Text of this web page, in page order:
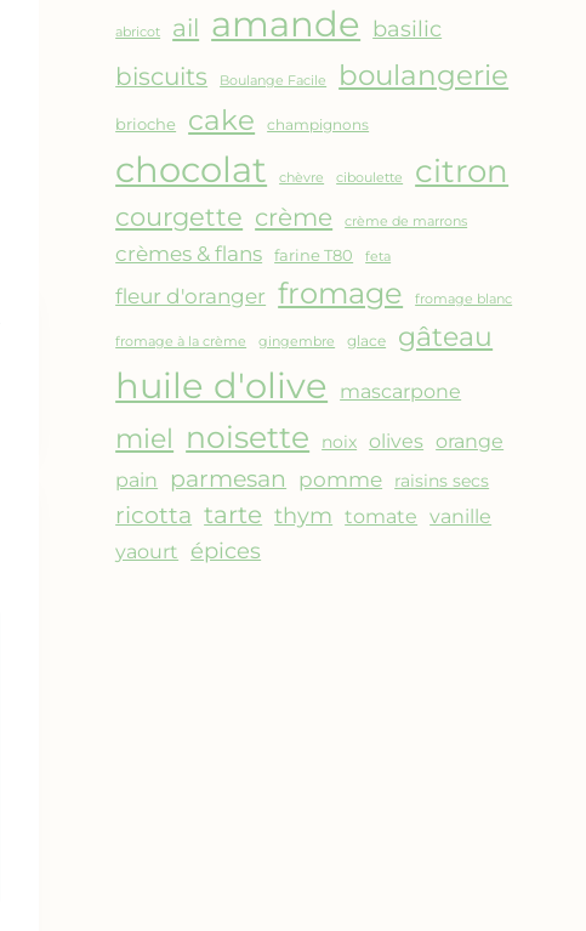
DE
CHICHE
CUISSON
AU
FOUR
abricot ail amande basilic
biscuits Boulange Facile boulangerie
brioche cake champignons
chocolat chèvre ciboulette citron
courgette crème crème de marrons
crèmes & flans farine T80 feta
fleur d'oranger fromage fromage blanc
fromage à la crème gingembre glace gâteau
huile d'olive mascarpone
miel noisette noix olives orange
pain
parmesan pomme raisins secs
ricotta tarte thym tomate vanille
yaourt épices